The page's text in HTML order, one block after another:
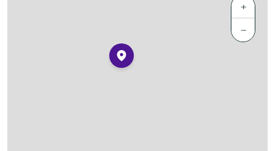
+
−